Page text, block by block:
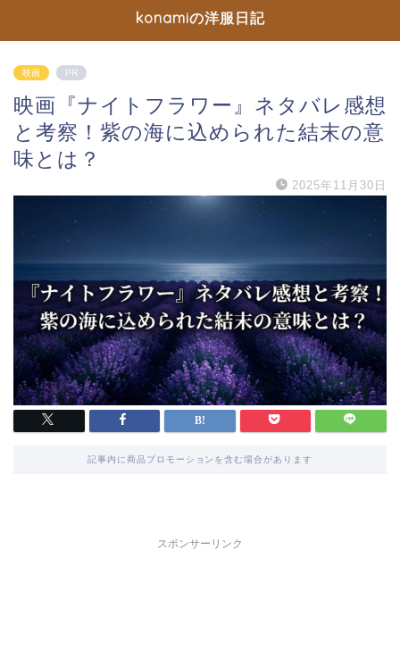
konamiの洋服日記
映画 PR
映画『ナイトフラワー』ネタバレ感想
と考察！紫の海に込められた結末の意
味とは？
2025年11月30日
記事内に商品プロモーションを含む場合があります
スポンサーリンク